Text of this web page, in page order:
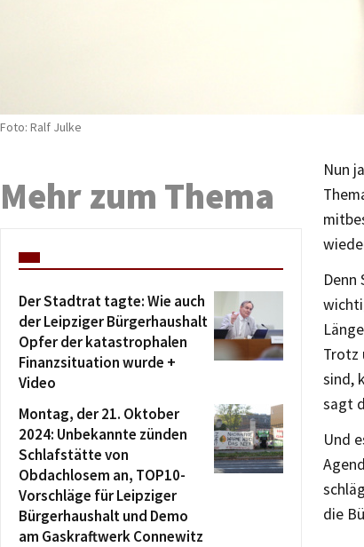
Foto: Ralf Julke
Nun
Denn
Trotz
sind,
sagt
Und
die
Mehr zum Thema
Der Stadtrat tagte: Wie auch
der Leipziger Bürgerhaushalt
Opfer der katastrophalen
Finanzsituation wurde +
Video
Montag, der 21. Oktober
2024: Unbekannte zünden
Schlafstätte von
Obdachlosem an, TOP10-
Vorschläge für Leipziger
Bürgerhaushalt und Demo
am Gaskraftwerk Connewitz